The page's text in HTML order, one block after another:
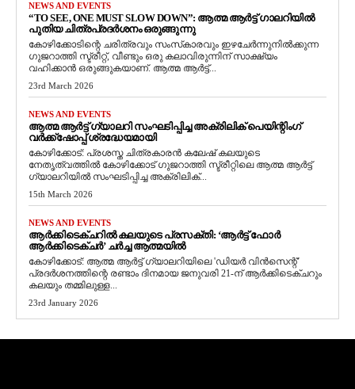
NEWS AND EVENTS
“TO SEE, ONE MUST SLOW DOWN”: ആത്മ ആർട്ട് ഗാലറിയിൽ
പുതിയ ചിത്രപ്രദർശനം ഒരുങ്ങുന്നു
കോഴിക്കോടിന്റെ ചരിത്രവും സംസ്‌കാരവും ഇഴചേർന്നുനിൽക്കുന്ന
ഗുജറാത്തി സ്ട്രീറ്റ്, വീണ്ടും ഒരു കലാവിരുന്നിന് സാക്ഷ്യം
വഹിക്കാൻ ഒരുങ്ങുകയാണ്. ആത്മ ആർട്ട്...
23rd March 2026
NEWS AND EVENTS
ആത്മ ആർട്ട് ഗ്യാലറി സംഘടിപ്പിച്ച അക്രിലിക് പെയിന്റിംഗ്
വർക്ക്‌ഷോപ്പ് ശ്രദ്ധേയമായി
കോഴിക്കോട്: പ്രശസ്ത ചിത്രകാരൻ കലേഷ് കലയുടെ
നേതൃത്വത്തിൽ കോഴിക്കോട് ഗുജറാത്തി സ്ട്രീറ്റിലെ ആത്മ ആർട്ട്
ഗ്യാലറിയിൽ സംഘടിപ്പിച്ച അക്രിലിക്...
15th March 2026
NEWS AND EVENTS
ആർക്കിടെക്ചറിൽ കലയുടെ പ്രസക്തി: ‘ആർട്ട് ഫോർ
ആർക്കിടെക്ചർ’ ചർച്ച ആത്മയിൽ
​കോഴിക്കോട്: ആത്മ ആർട്ട് ഗ്യാലറിയിലെ 'ഡിയർ വിൻസെന്റ്'
പ്രദർശനത്തിന്റെ രണ്ടാം ദിനമായ ജനുവരി 21-ന് ആർക്കിടെക്ചറും
കലയും തമ്മിലുള്ള...
23rd January 2026